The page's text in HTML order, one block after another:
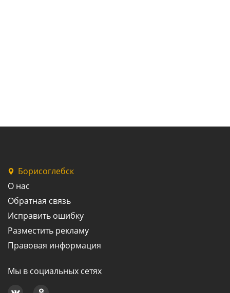
Борисоглебск
О нас
Обратная связь
Исправить ошибку
Разместить рекламу
Правовая информация
Мы в социальных сетях